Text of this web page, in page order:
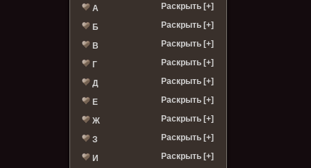
А Раскрыть [+]
Б Раскрыть [+]
В Раскрыть [+]
Г Раскрыть [+]
Д Раскрыть [+]
Е Раскрыть [+]
Ж Раскрыть [+]
З Раскрыть [+]
И Раскрыть [+]